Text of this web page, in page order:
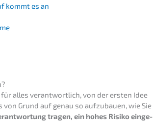
kommt es an
alles verant­wort­lich, von der ersten Idee
Grund auf genau so aufzu­bau­en, wie Sie
tragen, ein hohes Risiko einge­